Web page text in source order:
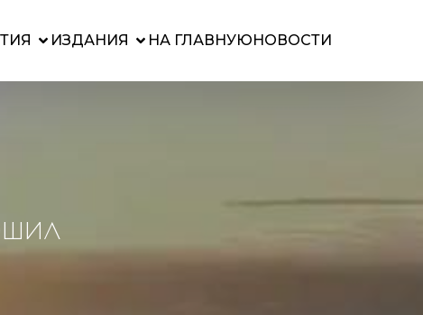
ИЗДАНИЯ НА ГЛАВНУЮНОВОСТИ